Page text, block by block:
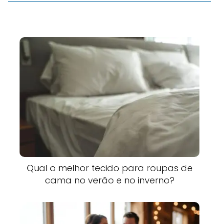
Qual o melhor tecido para roupas de
cama no verão e no inverno?